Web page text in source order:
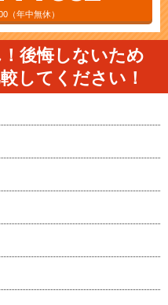
（年中無休）
後悔しないため
してください！